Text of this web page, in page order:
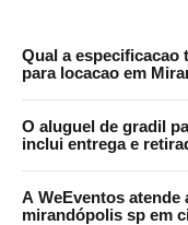
Qual a especificacao
para locacao em
pontos e tratamento
O aluguel de gradil
inclui entrega e
Paulo e Grande SP.
A WeEventos atende
mirandópolis sp em